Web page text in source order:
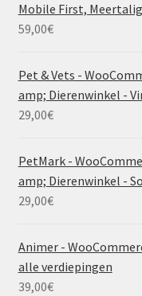
Mobile First,
59,00€
Pet & Vets -
amp; Dierenwinkel -
29,00€
PetMark -
amp; Dierenwinkel -
29,00€
Animer -
alle verdiepingen
39,00€